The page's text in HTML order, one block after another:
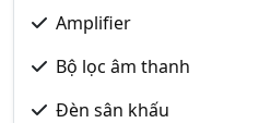
Amplifier
Bộ lọc âm thanh
Đèn sân khấu